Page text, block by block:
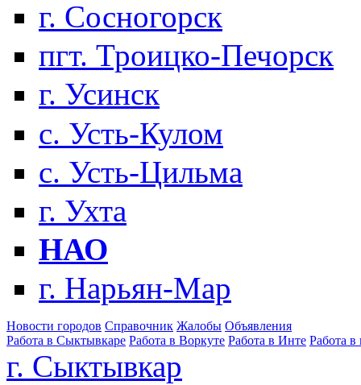
г. Сосногорск
пгт. Троицко-Печорск
г. Усинск
с. Усть-Кулом
с. Усть-Цильма
г. Ухта
НАО
г. Нарьян-Мар
Новости городов Справочник Жалобы Объявления
Работа в Сыктывкаре Работа в Воркуте Работа в Инте Работа в
г. Сыктывкар